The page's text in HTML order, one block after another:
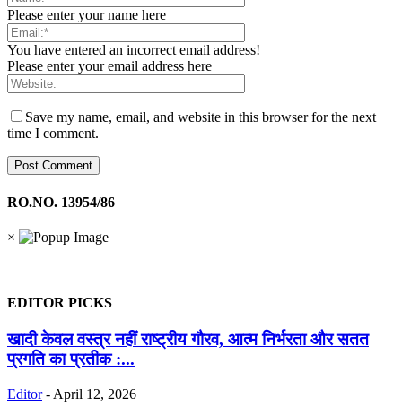
Please enter your name here
You have entered an incorrect email address!
Please enter your email address here
Save my name, email, and website in this browser for the next
time I comment.
RO.NO. 13954/86
×
EDITOR PICKS
खादी केवल वस्त्र नहीं राष्ट्रीय गौरव, आत्म निर्भरता और सतत
प्रगति का प्रतीक :...
Editor - April 12, 2026